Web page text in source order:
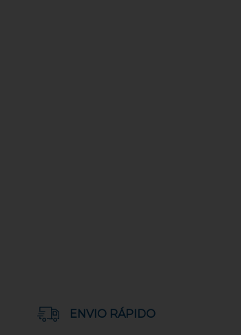
ENVIO RÁPIDO